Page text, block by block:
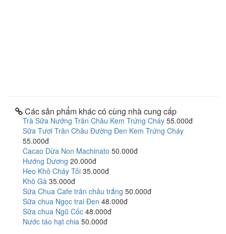
Các sản phẩm khác có cùng nhà cung cấp
Trà Sữa Nướng Trân Châu Kem Trứng Cháy 55.000đ
Sữa Tươi Trân Châu Đường Đen Kem Trứng Cháy
55.000đ
Cacao Dừa Non Machinato 50.000đ
Hướng Dương 20.000đ
Heo Khô Cháy Tỏi 35.000đ
Khô Gà 35.000đ
Sữa Chua Cafe trân châu trắng 50.000đ
Sữa chua Ngọc trai Đen 48.000đ
Sữa chua Ngũ Cốc 48.000đ
Nước táo hạt chia 50.000đ